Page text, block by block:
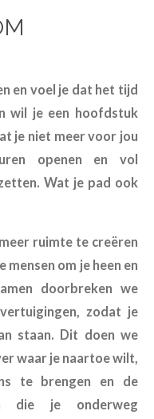
en voel je dat het tijd
wil je een hoofdstuk
je niet meer voor jou
openen en vol
Wat je pad ook
ruimte te creëren
mensen om je heen en
doorbreken we
zodat je
staan. Dit doen we
waar je naartoe wilt,
te brengen en de
die je onderweg